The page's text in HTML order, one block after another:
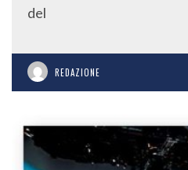
del
REDAZIONE